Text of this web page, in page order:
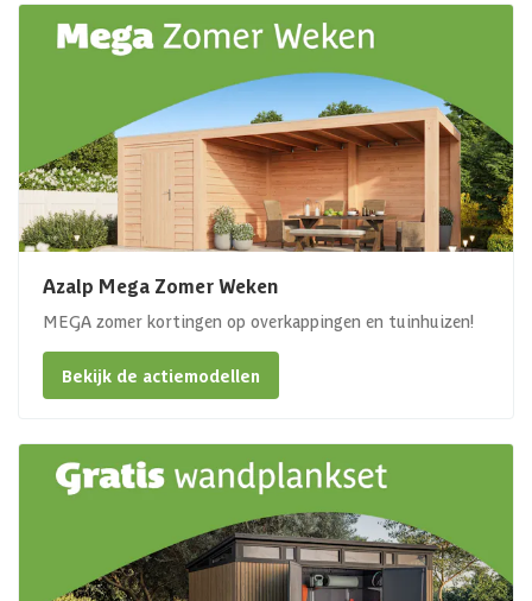
Azalp Mega Zomer Weken
MEGA zomer kortingen op overkappingen en tuinhuizen!
Bekijk de actiemodellen